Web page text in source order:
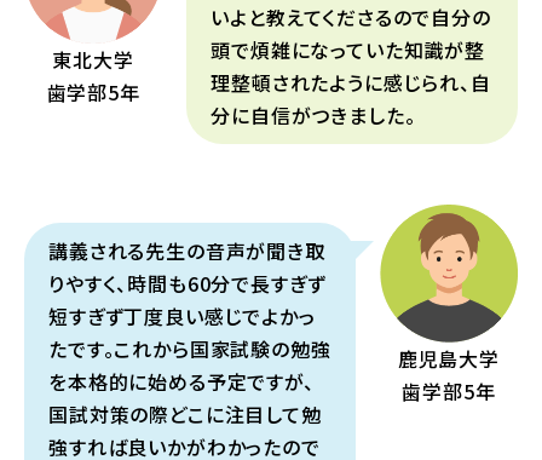
東北大学
歯学部5年
いよと教えてくださるので自分の
頭で煩雑になっていた知識が整
理整頓されたように感じられ、自
分に自信がつきました。
鹿児島大学
歯学部5年
講義される先生の音声が聞き取
りやすく、時間も60分で長すぎず
短すぎず丁度良い感じでよかっ
たです。これから国家試験の勉強
を本格的に始める予定ですが、
国試対策の際どこに注目して勉
強すれば良いかがわかったので